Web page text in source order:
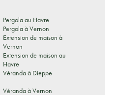
Pergola au Havre
Pergola à Vernon
Extension de maison à
Vernon
Extension de maison au
Havre
Véranda à Dieppe
Véranda à Vernon